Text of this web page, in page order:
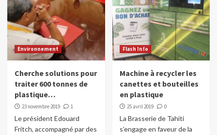
Environnement
Cherche solutions pour
traiter 600 tonnes de
plastique…
23 novembre 2019 1
Le président Edouard
Fritch, accompagné par des
Flash Info
Machine à recycler les
canettes et bouteilles
en plastique
25 avril 2019 0
La Brasserie de Tahiti
s’engage en faveur de la